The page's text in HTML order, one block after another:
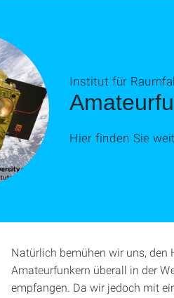
Institut für
Hier finden Sie
Natürlich bemühen wir uns,
Amateurfunkern überall in der
empfangen. Da wir jedoch mit